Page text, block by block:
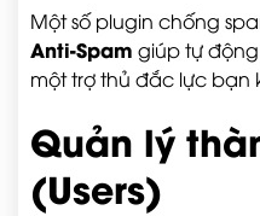
Một số plugin chống
Anti-Spam giúp tự
một trợ thủ đắc lực bạn
Quản lý
(Users)